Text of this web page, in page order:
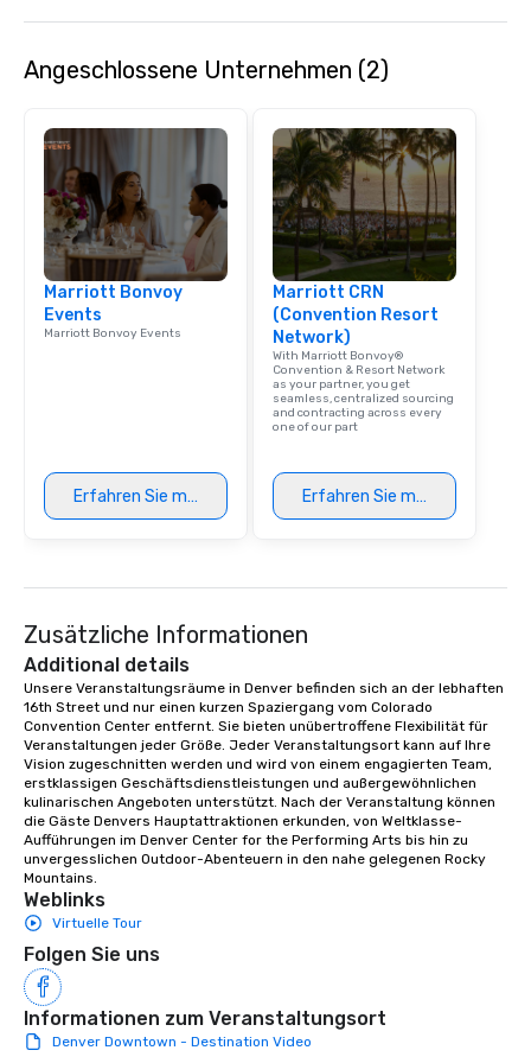
Angeschlossene Unternehmen (2)
Marriott Bonvoy
Events
Marriott Bonvoy Events
Erfahren Sie mehr
Marriott CRN
(Convention Resort
Network)
With Marriott Bonvoy®
Convention & Resort Network
as your partner, you get
seamless, centralized sourcing
and contracting across every
one of our part
Erfahren Sie mehr
Zusätzliche Informationen
Additional details
Unsere Veranstaltungsräume in Denver befinden sich an der lebhaften
16th Street und nur einen kurzen Spaziergang vom Colorado
Convention Center entfernt. Sie bieten unübertroffene Flexibilität für
Veranstaltungen jeder Größe. Jeder Veranstaltungsort kann auf Ihre
Vision zugeschnitten werden und wird von einem engagierten Team,
erstklassigen Geschäftsdienstleistungen und außergewöhnlichen
kulinarischen Angeboten unterstützt. Nach der Veranstaltung können
die Gäste Denvers Hauptattraktionen erkunden, von Weltklasse-
Aufführungen im Denver Center for the Performing Arts bis hin zu
unvergesslichen Outdoor-Abenteuern in den nahe gelegenen Rocky
Mountains.
Weblinks
Virtuelle Tour
Folgen Sie uns
Informationen zum Veranstaltungsort
Denver Downtown - Destination Video